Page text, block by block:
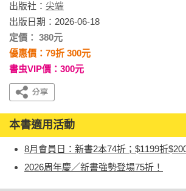
出版社： 尖端
出版日期：2026-06-18
定價： 380元
優惠價：79折 300元
書虫VIP價：300元
本書適用活動
8月會員日：新書2本74折；$1199折
2026周年慶／新書強勢登場75折！